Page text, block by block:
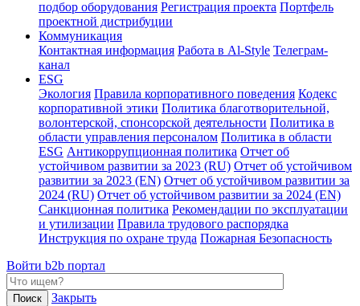
подбор оборудования Регистрация проекта Портфель
проектной дистрибуции
Коммуникация
Контактная информация Работа в Al-Style Телеграм-
канал
ESG
Экология Правила корпоративного поведения Кодекс
корпоративной этики Политика благотворительной,
волонтерской, спонсорской деятельности Политика в
области управления персоналом Политика в области
ESG Антикоррупционная политика Отчет об
устойчивом развитии за 2023 (RU) Отчет об устойчивом
развитии за 2023 (EN) Отчет об устойчивом развитии за
2024 (RU) Отчет об устойчивом развитии за 2024 (EN)
Санкционная политика Рекомендации по эксплуатации
и утилизации Правила трудового распорядка
Инструкция по охране труда Пожарная Безопасность
Войти b2b портал
Закрыть